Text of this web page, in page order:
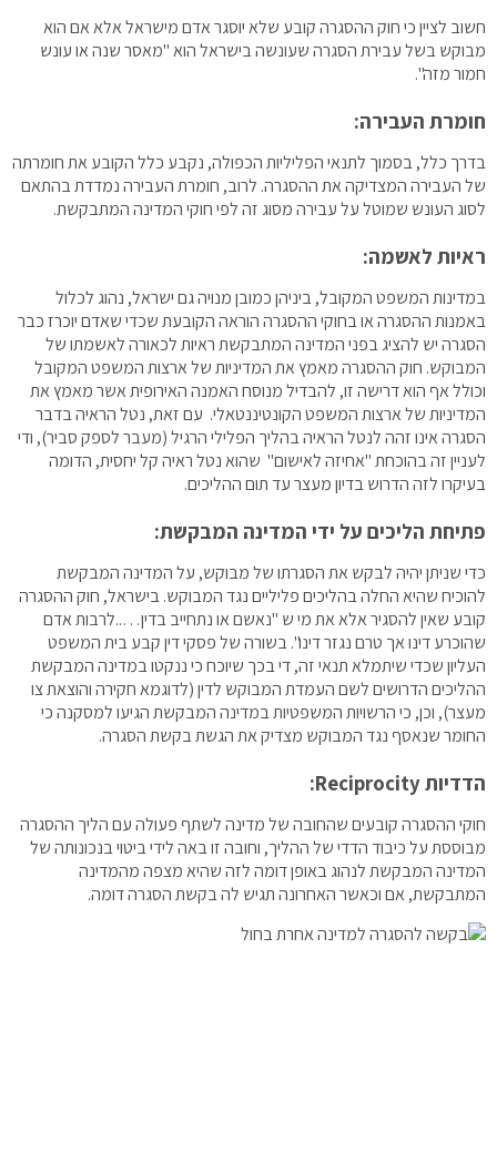
חשוב לציין כי חוק ההסגרה קובע שלא יוסגר אדם מישראל אלא אם הוא
מבוקש בשל עבירת הסגרה שעונשה בישראל הוא "מאסר שנה או עונש
חמור מזה".
חומרת העבירה:
בדרך כלל, בסמוך לתנאי הפליליות הכפולה, נקבע כלל הקובע את חומרתה
של העבירה המצדיקה את ההסגרה. לרוב, חומרת העבירה נמדדת בהתאם
לסוג העונש שמוטל על עבירה מסוג זה לפי חוקי המדינה המתבקשת.
ראיות לאשמה:
במדינות המשפט המקובל, ביניהן כמובן מנויה גם ישראל, נהוג לכלול
באמנות ההסגרה או בחוקי ההסגרה הוראה הקובעת שכדי שאדם יוכרז כבר
הסגרה יש להציג בפני המדינה המתבקשת ראיות לכאורה לאשמתו של
המבוקש. חוק ההסגרה מאמץ את המדיניות של ארצות המשפט המקובל
וכולל אף הוא דרישה זו, להבדיל מנוסח האמנה האירופית אשר מאמץ את
המדיניות של ארצות המשפט הקונטיננטאלי. עם זאת, נטל הראיה בדבר
הסגרה אינו זהה לנטל הראיה בהליך הפלילי הרגיל (מעבר לספק סביר), ודי
לעניין זה בהוכחת "אחיזה לאישום" שהוא נטל ראיה קל יחסית, הדומה
בעיקרו לזה הדרוש בדיון מעצר עד תום ההליכים.
פתיחת הליכים על ידי המדינה המבקשת:
כדי שניתן יהיה לבקש את הסגרתו של מבוקש, על המדינה המבקשת
להוכיח שהיא החלה בהליכים פליליים נגד המבוקש. בישראל, חוק ההסגרה
קובע שאין להסגיר אלא את מי ש "נאשם או נתחייב בדין…..לרבות אדם
שהוכרע דינו אך טרם נגזר דינו". בשורה של פסקי דין קבע בית המשפט
העליון שכדי שיתמלא תנאי זה, די בכך שיוכח כי ננקטו במדינה המבקשת
ההליכים הדרושים לשם העמדת המבוקש לדין (לדוגמא חקירה והוצאת צו
מעצר), וכן, כי הרשויות המשפטיות במדינה המבקשת הגיעו למסקנה כי
החומר שנאסף נגד המבוקש מצדיק את הגשת בקשת הסגרה.
הדדיותReciprocity
:
חוקי ההסגרה קובעים שהחובה של מדינה לשתף פעולה עם הליך ההסגרה
מבוססת על כיבוד הדדי של ההליך, וחובה זו באה לידי ביטוי בנכונותה של
המדינה המבקשת לנהוג באופן דומה לזה שהיא מצפה מהמדינה
המתבקשת, אם וכאשר האחרונה תגיש לה בקשת הסגרה דומה.